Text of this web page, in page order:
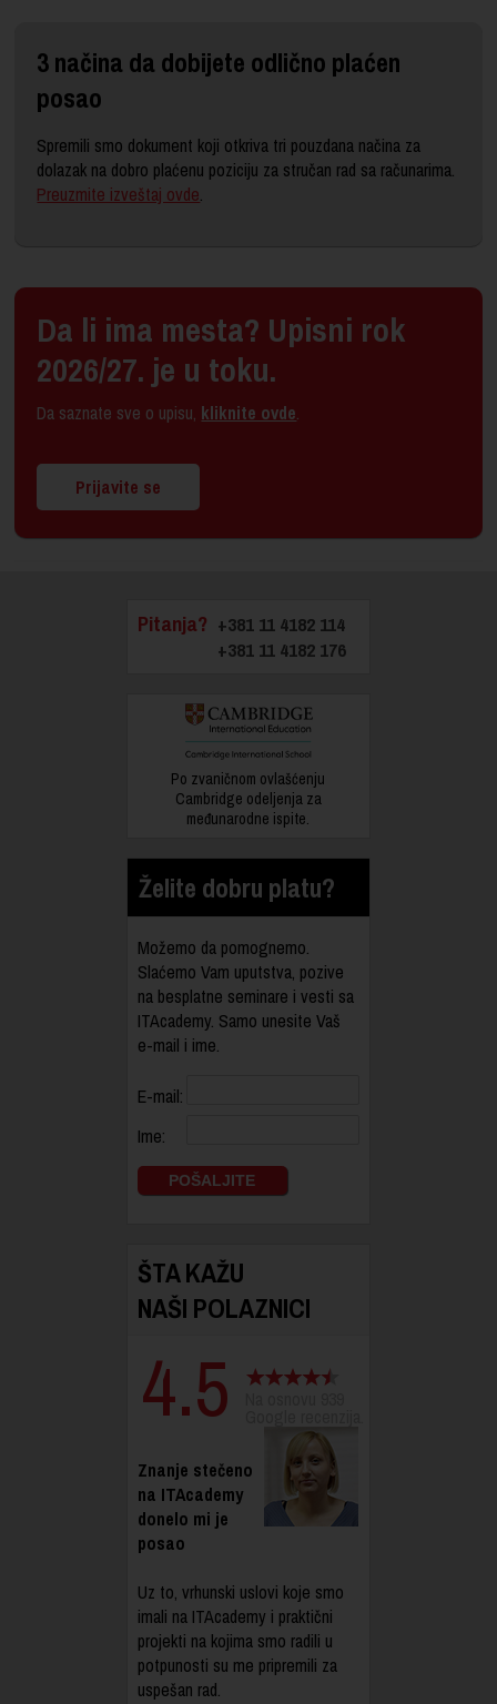
3 načina da dobijete odlično plaćen
posao
Spremili smo dokument koji otkriva tri pouzdana načina za
dolazak na dobro plaćenu poziciju za stručan rad sa računarima.
Preuzmite izveštaj ovde.
Da li ima mesta? Upisni rok
2026/27. je u toku.
Da saznate sve o upisu, kliknite ovde.
Prijavite se
Pitanja? +381 11 4182 114
+381 11 4182 176
Po zvaničnom ovlašćenju
Cambridge odeljenja za
međunarodne ispite.
Želite dobru platu?
Možemo da pomognemo.
Slaćemo Vam uputstva, pozive
na besplatne seminare i vesti sa
ITAcademy. Samo unesite Vaš
e-mail i ime.
E-mail:
Ime:
ŠTA KAŽU
NAŠI POLAZNICI
4.5
Znanje stečeno
na ITAcademy
donelo mi je
posao
Uz to, vrhunski uslovi koje smo
imali na ITAcademy i praktični
projekti na kojima smo radili u
potpunosti su me pripremili za
uspešan rad.